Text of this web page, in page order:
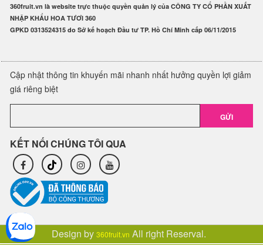
360fruit.vn là website trực thuộc quyền quản lý của CÔNG TY CỔ PHẦN XUẤT
NHẬP KHẨU HOA TƯƠI 360
GPKD 0313524315 do Sở kế hoạch Đầu tư TP. Hồ Chí Minh cấp 06/11/2015
Cập nhật thông tin khuyến mãi nhanh nhất hưởng quyền lợi giảm
giá riêng biệt
GỬI
KẾT NỐI CHÚNG TÔI QUA
Design by 360fruit.vn All right Reserval.